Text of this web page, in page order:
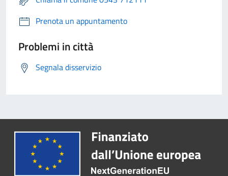
Prenota un appuntamento
Problemi in città
Segnala disservizio